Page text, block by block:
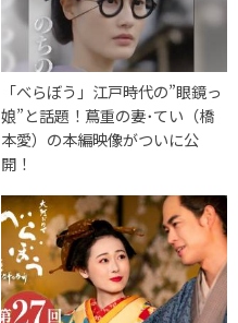
「べらぼう」江戸時代の”眼鏡っ
娘”と話題！蔦重の妻･てい（橋
本愛）の本編映像がついに公
開！